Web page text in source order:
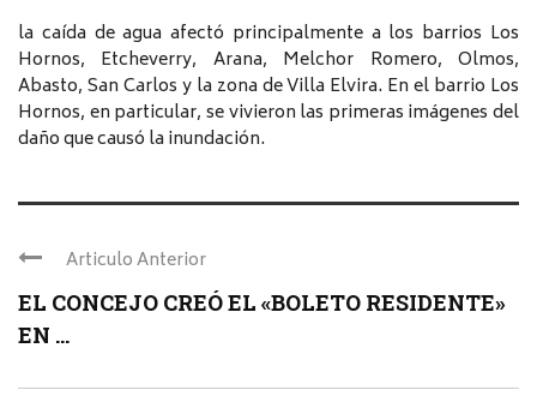
la caída de agua afectó principalmente a los barrios Los
Hornos, Etcheverry, Arana, Melchor Romero, Olmos,
Abasto, San Carlos y la zona de Villa Elvira. En el barrio Los
Hornos, en particular, se vivieron las primeras imágenes del
daño que causó la inundación.
Articulo Anterior
EL CONCEJO CREÓ EL «BOLETO RESIDENTE»
EN ...